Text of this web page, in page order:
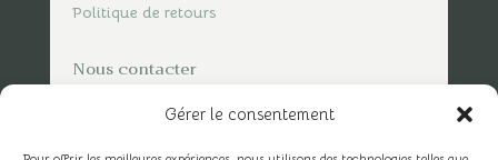
Gérer le consentement
Politique de retours
Nous contacter
contact@spicesofvasco.com